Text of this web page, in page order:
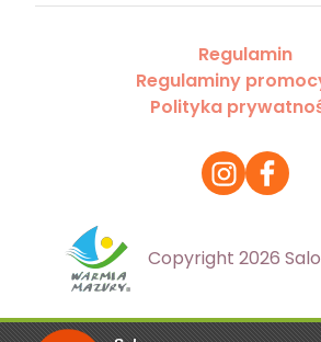
Regulamin
Regulaminy
Polityka
Copyright 2026